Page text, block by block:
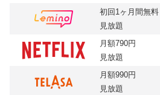
初回1ヶ月間無料
見放題
月額790円
見放題
月額990円
見放題